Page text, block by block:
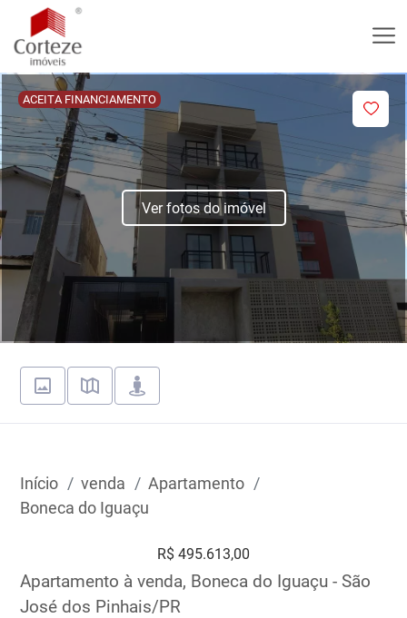
ACEITA FINANCIAMENTO
Ver fotos do imóvel
Início venda
Apartamento
Boneca do Iguaçu
R$ 495.613,00
Apartamento à venda, Boneca do Iguaçu - São
José dos Pinhais/PR